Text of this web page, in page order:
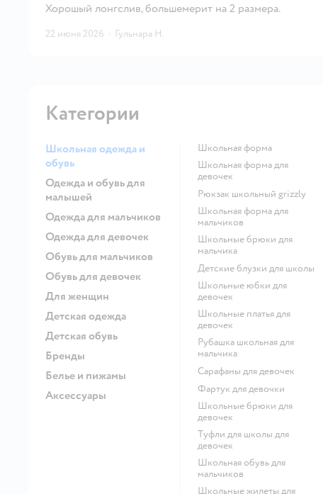
Хорошый лонгслив, большемерит на 2 размера.
22 июня 2026 · Гульнара Н.
Категории
Школьная одежда и
обувь
Одежда и обувь для
малышей
Одежда для мальчиков
Одежда для девочек
Обувь для мальчиков
Обувь для девочек
Для женщин
Детская одежда
Детская обувь
Бренды
Белье и пижамы
Аксессуары
Школьная форма
Школьная форма для
девочек
Рюкзак школьный grizzly
Школьная форма для
мальчиков
Школьные брюки для
мальчика
Детские блузки для школы
Школьные юбки для
девочек
Школьные платья для
девочек
Рубашка школьная для
мальчика
Сарафаны для девочек
Фартук для девочки
Школьные брюки для
девочек
Туфли для школы для
девочек
Школьная обувь для
мальчиков
Школьные жилеты для